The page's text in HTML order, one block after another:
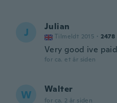
J Julian
Tilmeldt 2015 · 2478
Very good ive
for ca. et år siden
W Walter
for ca. 2 år siden